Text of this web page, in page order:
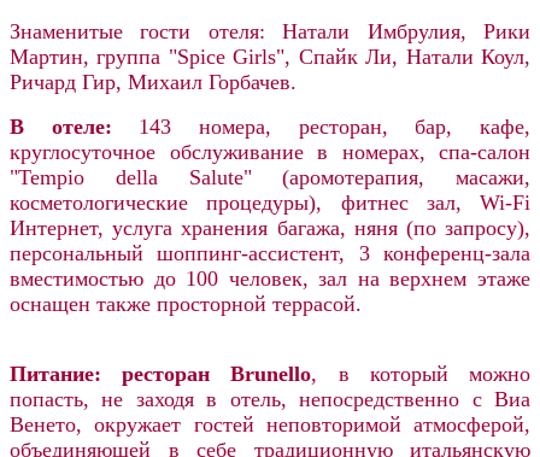
Знаменитые гости отеля:
Натали Имбрулия, Рики
Мартин, группа "Spice Girls", Спайк Ли, Натали Коул,
Ричард Гир, Михаил Горбачев.
В отеле: 143 номера, ресторан, бар, кафе,
круглосуточное обслуживание в номерах, спа-салон
"Tempio della Salute" (аромотерапия, масажи,
косметологические процедуры), фитнес зал, Wi-Fi
Интернет, услуга хранения багажа, няня (по запросу),
персональный шоппинг-ассистент, 3 конференц-зала
вместимостью до 100 человек, зал на верхнем этаже
оснащен также просторной террасой.
Питание: ресторан Brunello, в который можно
попасть, не заходя в отель, непосредственно с Виа
Венето, окружает гостей неповторимой атмосферой,
объединяющей в себе традиционную итальянскую